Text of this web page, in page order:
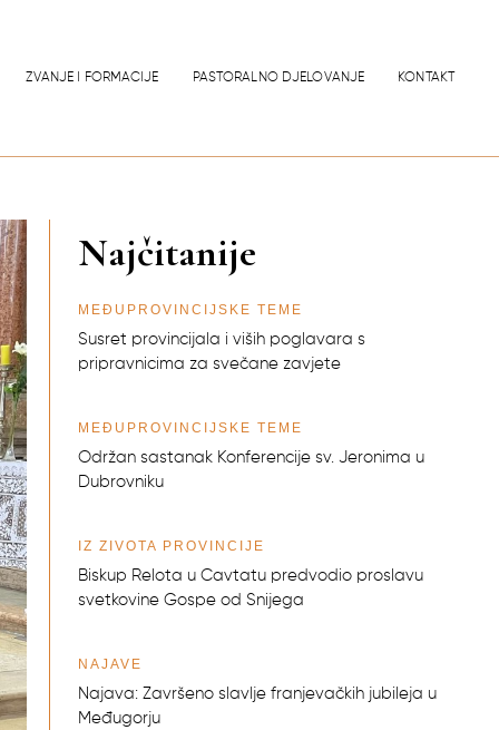
ZVANJE I FORMACIJE PASTORALNO DJELOVANJE KONTAKT
Najčitanije
MEĐUPROVINCIJSKE TEME
Susret provincijala i viših poglavara s
pripravnicima za svečane zavjete
MEĐUPROVINCIJSKE TEME
Održan sastanak Konferencije sv. Jeronima u
Dubrovniku
IZ ŽIVOTA PROVINCIJE
Biskup Relota u Cavtatu predvodio proslavu
svetkovine Gospe od Snijega
NAJAVE
Najava: Završeno slavlje franjevačkih jubileja u
Međugorju